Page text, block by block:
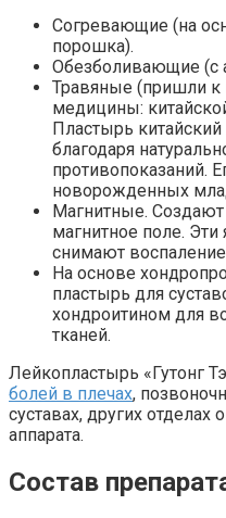
Согревающие (на
порошка).
Обезболивающие (с
Травяные (пришли к
медицины:
Пластырь
благодаря
противопоказаний.
новорожденных
Магнитные.
магнитное поле.
снимают
На основе
пластырь для
хондроитином для
тканей.
Лейкопластырь «Гутонг
болей в плечах,
суставах, других отделах
аппарата.
Состав